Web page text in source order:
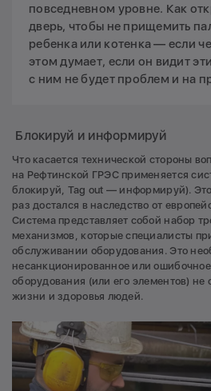
повседневном уровне. Как
дверь, чтобы не прищемить
ребенка или котенка — если
этом думает, если он видит
с ним не будет проблем и на
Блокируй и информируй
Что касается технической стороны
на Рефтинской ГРЭС применяется
блокируй, Tag out — информируй).
раз достался в наследство от
Система представляет собой набор
механизмов, которые специалисты
обслуживании оборудования. Это
несанкционированное или
оборудования (или его элементов) не
жизни и здоровья людей.